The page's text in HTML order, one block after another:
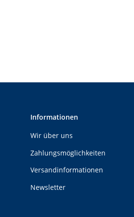
Informationen
Wir über uns
Zahlungsmöglichkeiten
Versandinformationen
Newsletter